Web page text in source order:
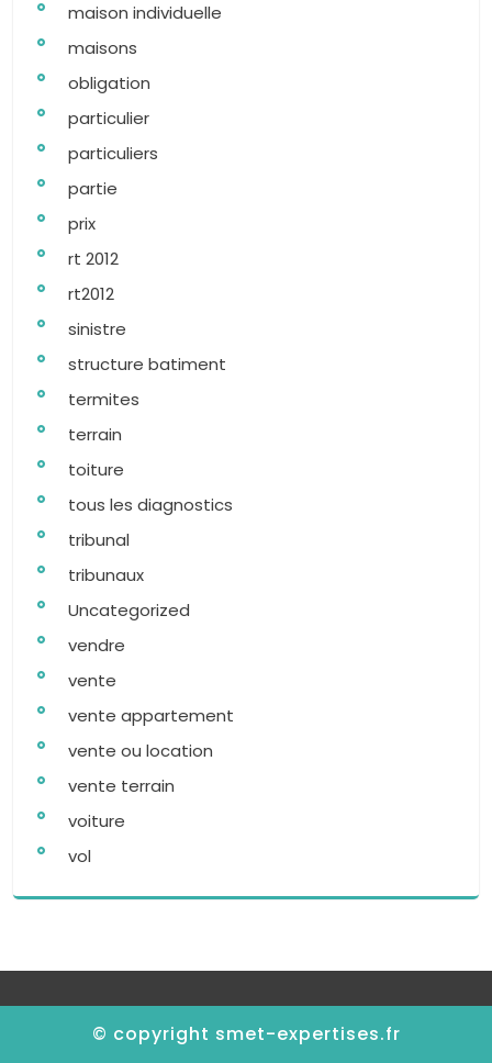
maison individuelle
maisons
obligation
particulier
particuliers
partie
prix
rt 2012
rt2012
sinistre
structure batiment
termites
terrain
toiture
tous les diagnostics
tribunal
tribunaux
Uncategorized
vendre
vente
vente appartement
vente ou location
vente terrain
voiture
vol
© copyright smet-expertises.fr